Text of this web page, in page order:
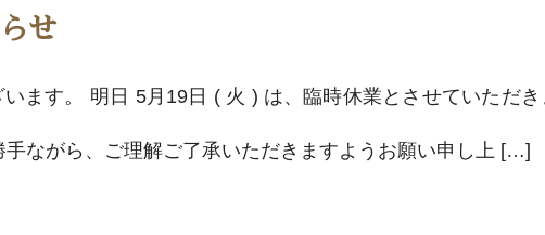
せ
ます。 明日 5月19日 ( 火 ) は、臨時休業とさせていただ
ながら、ご理解ご了承いただきますようお願い申し上 […]